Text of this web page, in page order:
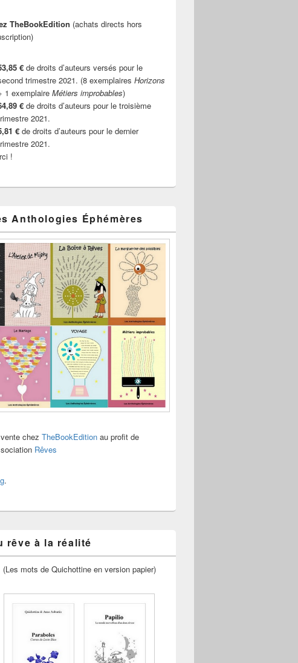
TheBookEdition (achats directs hors
€ de droits d’auteurs versés pour le
trimestre 2021. (8 exemplaires Horizons
1 exemplaire Métiers improbables)
€ de droits d’auteurs pour le troisième
2021.
€ de droits d’auteurs pour le dernier
2021.
!
Anthologies Éphémères
chez TheBookEdition au profit de
Rêves
.
rêve à la réalité
(Les mots de Quichottine en version papier)